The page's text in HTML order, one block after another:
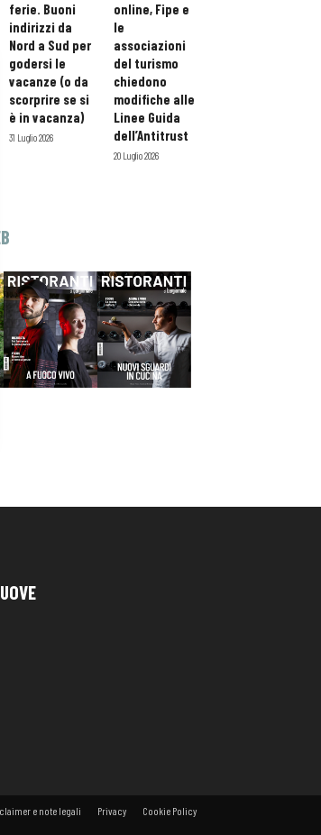
ferie. Buoni
indirizzi da
Nord a Sud per
godersi le
vacanze (o da
scorprire se si
è in vacanza)
31 Luglio 2026
online, Fipe e
le
associazioni
del turismo
chiedono
modifiche alle
Linee Guida
dell’Antitrust
20 Luglio 2026
e note legali Privacy Cookie Policy